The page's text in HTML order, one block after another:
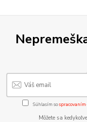
Súhlasím so
Môžete sa